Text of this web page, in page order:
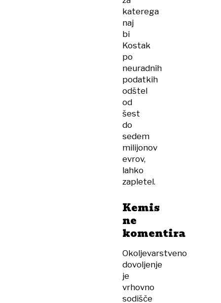
katerega
naj
bi
Kostak
po
neuradnih
podatkih
odštel
od
šest
do
sedem
milijonov
evrov,
lahko
zapletel.
Kemis
ne
komentira
Okoljevarstveno
dovoljenje
je
vrhovno
sodišče